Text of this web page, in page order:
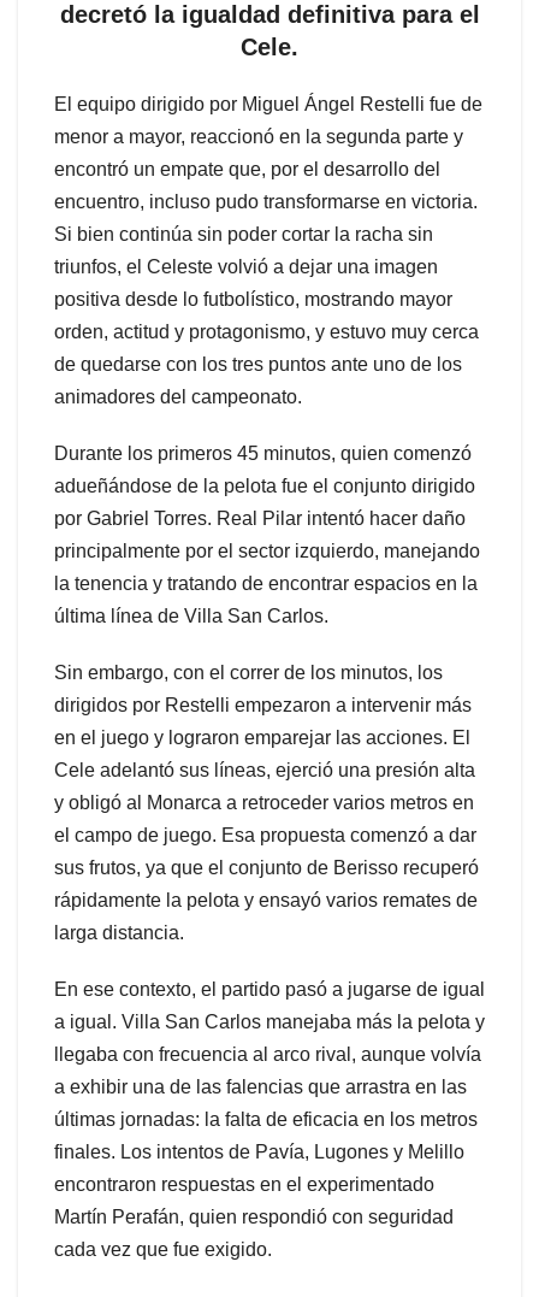
decretó la igualdad definitiva para el
Cele.
El equipo dirigido por Miguel Ángel Restelli fue de
menor a mayor, reaccionó en la segunda parte y
encontró un empate que, por el desarrollo del
encuentro, incluso pudo transformarse en victoria.
Si bien continúa sin poder cortar la racha sin
triunfos, el Celeste volvió a dejar una imagen
positiva desde lo futbolístico, mostrando mayor
orden, actitud y protagonismo, y estuvo muy cerca
de quedarse con los tres puntos ante uno de los
animadores del campeonato.
Durante los primeros 45 minutos, quien comenzó
adueñándose de la pelota fue el conjunto dirigido
por Gabriel Torres. Real Pilar intentó hacer daño
principalmente por el sector izquierdo, manejando
la tenencia y tratando de encontrar espacios en la
última línea de Villa San Carlos.
Sin embargo, con el correr de los minutos, los
dirigidos por Restelli empezaron a intervenir más
en el juego y lograron emparejar las acciones. El
Cele adelantó sus líneas, ejerció una presión alta
y obligó al Monarca a retroceder varios metros en
el campo de juego. Esa propuesta comenzó a dar
sus frutos, ya que el conjunto de Berisso recuperó
rápidamente la pelota y ensayó varios remates de
larga distancia.
En ese contexto, el partido pasó a jugarse de igual
a igual. Villa San Carlos manejaba más la pelota y
llegaba con frecuencia al arco rival, aunque volvía
a exhibir una de las falencias que arrastra en las
últimas jornadas: la falta de eficacia en los metros
finales. Los intentos de Pavía, Lugones y Melillo
encontraron respuestas en el experimentado
Martín Perafán, quien respondió con seguridad
cada vez que fue exigido.